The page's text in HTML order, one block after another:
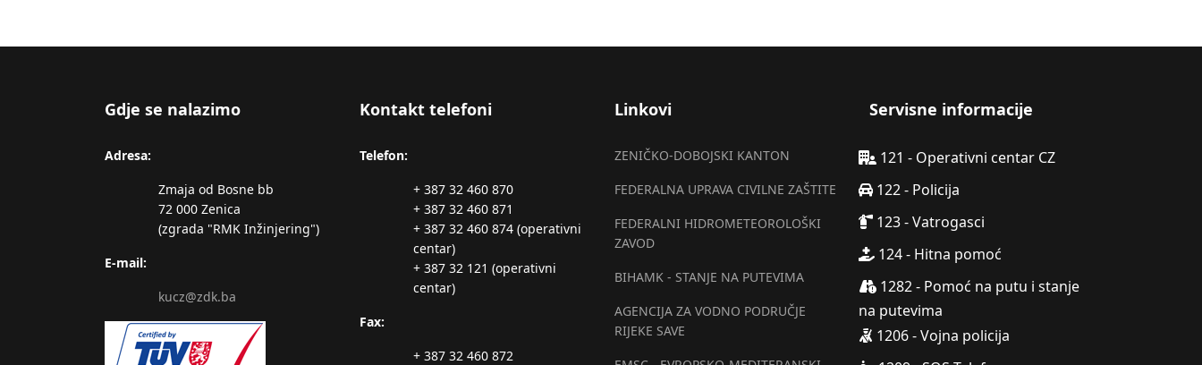
Gdje se nalazimo
Adresa:
Zmaja od Bosne bb
72 000 Zenica
(zgrada "RMK Inžinjering")
E-mail:
kucz@zdk.ba
Kontakt telefoni
Telefon:
+ 387 32 460 870
+ 387 32 460 871
+ 387 32 460 874 (operativni
centar)
+ 387 32 121 (operativni
centar)
Fax:
+ 387 32 460 872
Linkovi
ZENIČKO-DOBOJSKI KANTON
FEDERALNA UPRAVA CIVILNE ZAŠTITE
FEDERALNI HIDROMETEOROLOŠKI
ZAVOD
BIHAMK - STANJE NA PUTEVIMA
AGENCIJA ZA VODNO PODRUČJE
RIJEKE SAVE
Servisne informacije
121 - Operativni centar CZ
122 - Policija
123 - Vatrogasci
124 - Hitna pomoć
1282 - Pomoć na putu i stanje
na putevima
1206 - Vojna policija